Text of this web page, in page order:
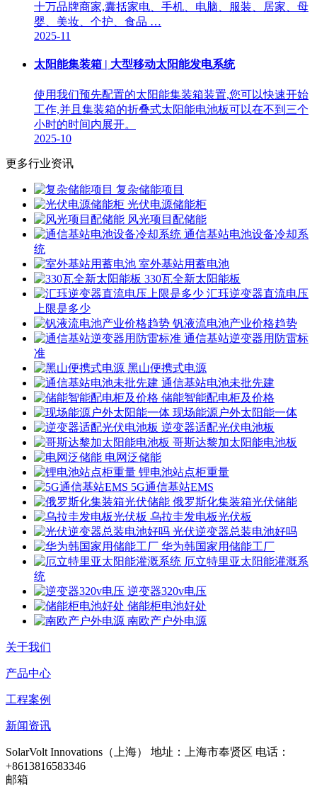
十万品牌商家,囊括家电、手机、电脑、服装、居家、母
婴、美妆、个护、食品 …
2025-11
太阳能集装箱 | 大型移动太阳能发电系统
使用我们预先配置的太阳能集装箱装置,您可以快速开始
工作,并且集装箱的折叠式太阳能电池板可以在不到三个
小时的时间内展开。
2025-10
更多行业资讯
复杂储能项目
光伏电源储能柜
风光项目配储能
通信基站电池设备冷却系
统
室外基站用蓄电池
330瓦全新太阳能板
汇珏逆变器直流电压
上限是多少
钒液流电池产业价格趋势
通信基站逆变器用防雷标
准
黑山便携式电源
通信基站电池未批先建
储能智能配电柜及价格
现场能源户外太阳能一体
逆变器适配光伏电池板
哥斯达黎加太阳能电池板
电网泛储能
锂电池站点柜重量
5G通信基站EMS
俄罗斯化集装箱光伏储能
乌拉圭发电板光伏板
光伏逆变器总装电池好吗
华为韩国家用储能工厂
厄立特里亚太阳能灌溉系
统
逆变器320v电压
储能柜电池好处
南欧产户外电源
关于我们
产品中心
工程案例
新闻资讯
SolarVolt Innovations（上海） 地址：上海市奉贤区 电话：
+8613816583346
邮箱